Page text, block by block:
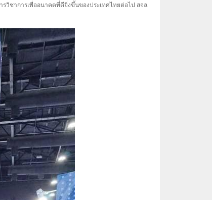
วิชาการเพื่ออนาคตที่ดียิ่งขึ้นของประเทศไทยต่อไป สจล.